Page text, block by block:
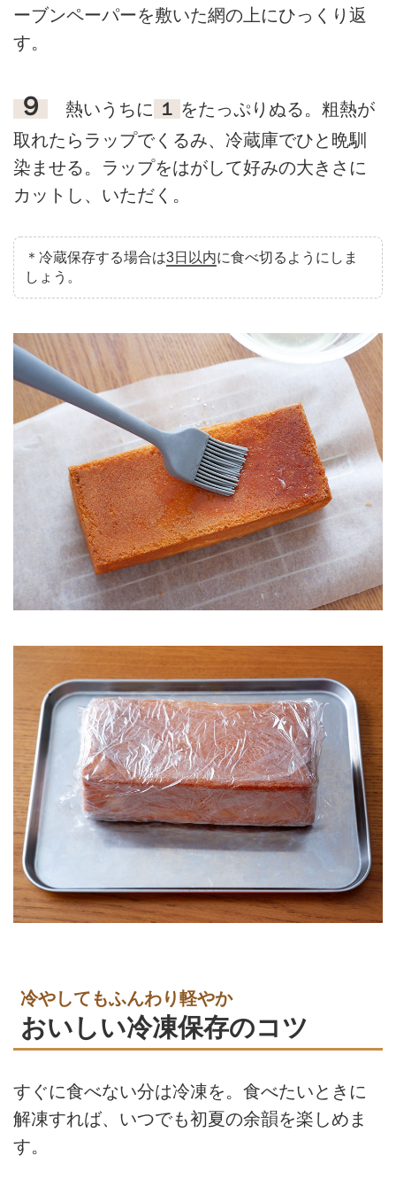
ーブンペーパーを敷いた網の上にひっくり返
す。
９ 熱いうちに １ をたっぷりぬる。粗熱が
取れたらラップでくるみ、冷蔵庫でひと晩馴
染ませる。ラップをはがして好みの大きさに
カットし、いただく。
＊冷蔵保存する場合は3日以内に食べ切るようにしま
しょう。
冷やしてもふんわり軽やか
おいしい冷凍保存のコツ
すぐに食べない分は冷凍を。食べたいときに
解凍すれば、いつでも初夏の余韻を楽しめま
す。